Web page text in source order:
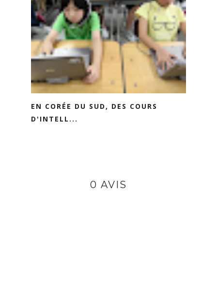
EN CORÉE DU SUD, DES COURS
D'INTELL...
0 AVIS